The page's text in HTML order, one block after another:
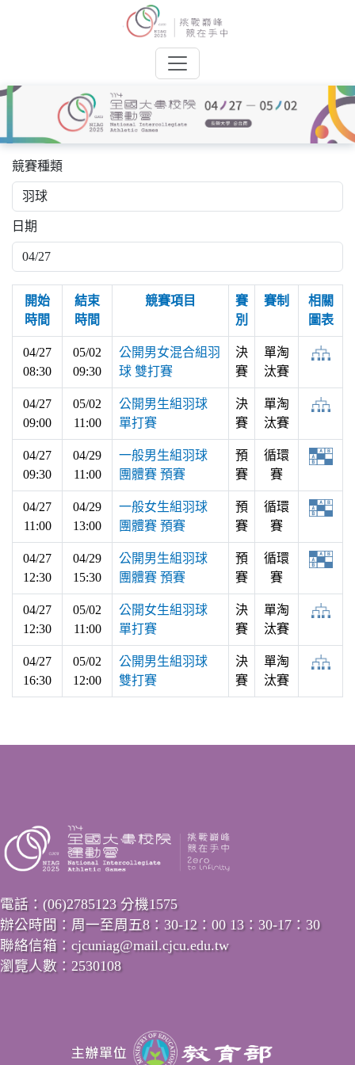
競賽種類
日期
開始
時間
結束
時間
競賽項目
賽
別
賽制
相關
圖表
04/27
08:30
05/02
09:30
公開男女混合組羽
球 雙打賽
決
賽
單淘
汰賽
04/27
09:00
05/02
11:00
公開男生組羽球
單打賽
決
賽
單淘
汰賽
04/27
09:30
04/29
11:00
一般男生組羽球
團體賽 預賽
預
賽
循環
賽
04/27
11:00
04/29
13:00
一般女生組羽球
團體賽 預賽
預
賽
循環
賽
04/27
12:30
04/29
15:30
公開男生組羽球
團體賽 預賽
預
賽
循環
賽
04/27
12:30
05/02
11:00
公開女生組羽球
單打賽
決
賽
單淘
汰賽
04/27
16:30
05/02
12:00
公開男生組羽球
雙打賽
決
賽
單淘
汰賽
電話：(06)2785123 分機1575
辦公時間：周一至周五8：30-12：00 13：30-17：30
聯絡信箱：cjcuniag@mail.cjcu.edu.tw
瀏覽人數：2530108